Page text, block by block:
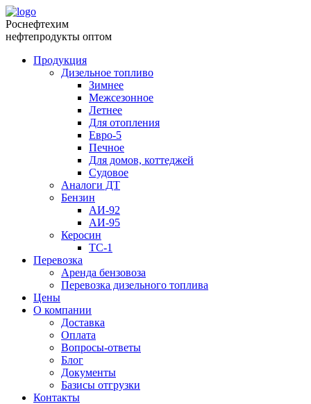
Роснефтехим
нефтепродукты оптом
Продукция
Дизельное топливо
Зимнее
Межсезонное
Летнее
Для отопления
Евро-5
Печное
Для домов, коттеджей
Судовое
Аналоги ДТ
Бензин
АИ-92
АИ-95
Керосин
ТС-1
Перевозка
Аренда бензовоза
Перевозка дизельного топлива
Цены
О компании
Доставка
Оплата
Вопросы-ответы
Блог
Документы
Базисы отгрузки
Контакты